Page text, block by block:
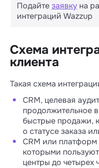
Подайтезаявку на
интеграций Wazzup
Схема
клиента
Такая схема
CRM, целевая
продолжительное
быстрые продажи,
о статусе заказа
CRM или
которыми
центры до четырех